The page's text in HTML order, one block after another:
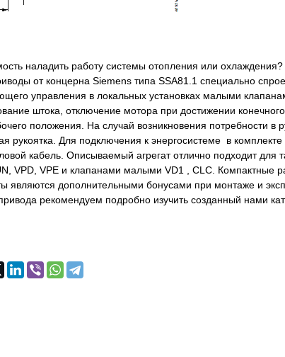
наладить работу системы отопления или
от концерна Siemens типа SSA81.1 специально
управления в локальных установках малыми
штока, отключение мотора при достижении
положения. На случай возникновения потребности в
рукоятка. Для подключения к энергосистеме в
кабель. Описываемый агрегат отлично подходит для
VPD, VPE и клапанами малыми VD1 , CLC. Компактные
являются дополнительными бонусами при монтаже и
рекомендуем подробно изучить созданный нами